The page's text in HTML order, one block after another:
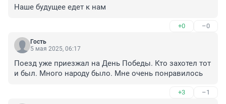
Наше будущее едет к нам
+0 –0
Гость
5 мая 2025, 06:17
Поезд уже приезжал на День Победы. Кто захотел тот
и был. Много народу было. Мне очень понравилось
+3 –1